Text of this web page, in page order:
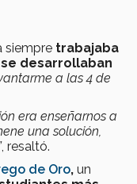
siempre trabajaba
desarrollaban
a las 4 de
era enseñarnos a
una solución,
, resaltó.
de Oro, un